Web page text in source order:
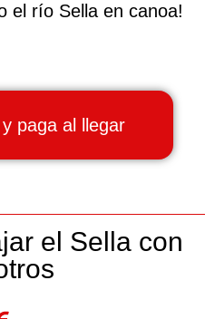
el río Sella en canoa!
paga al llegar
el Sella con